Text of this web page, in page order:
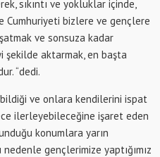
sıkıntı ve yokluklar içinde,
Cumhuriyeti bizlere ve gençlere
ve sonsuza kadar
şekilde aktarmak, en başta
“dedi.
ve onlara kendilerini ispat
ilerleyebileceğine işaret eden
konumlara yarın
gençlerimize yaptığımız